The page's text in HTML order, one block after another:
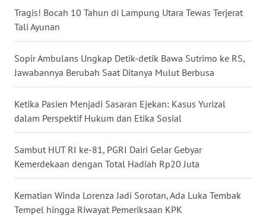
Tragis! Bocah 10 Tahun di Lampung Utara Tewas Terjerat
Tali Ayunan
Sopir Ambulans Ungkap Detik-detik Bawa Sutrimo ke RS,
Jawabannya Berubah Saat Ditanya Mulut Berbusa
Ketika Pasien Menjadi Sasaran Ejekan: Kasus Yurizal
dalam Perspektif Hukum dan Etika Sosial
Sambut HUT RI ke-81, PGRI Dairi Gelar Gebyar
Kemerdekaan dengan Total Hadiah Rp20 Juta
Kematian Winda Lorenza Jadi Sorotan, Ada Luka Tembak
Tempel hingga Riwayat Pemeriksaan KPK
WN
NUSANTARA
WN
JOGJA
WN
JATIM
WN
WN